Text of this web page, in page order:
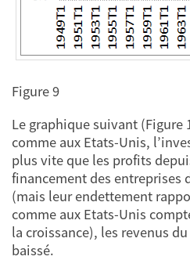
Figure 9
Le graphique suivant (Figure
comme aux Etats-Unis,
plus vite que les profits
financement des entreprises
(mais leur endettement
comme aux Etats-Unis
la croissance), les revenus
baissé.